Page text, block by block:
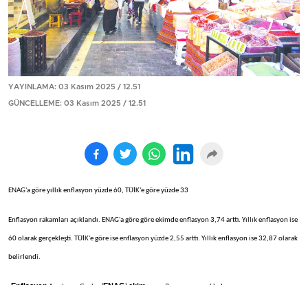
YAYINLAMA: 03 Kasım 2025 / 12.51
GÜNCELLEME: 03 Kasım 2025 / 12.51
ENAG'a göre yıllık enflasyon yüzde 60, TÜİK'e göre yüzde 33
Enflasyon rakamları açıklandı. ENAG'a göre göre ekimde enflasyon 3,74 arttı. Yıllık enflasyon ise
60 olarak gerçekleşti. TÜİK'e göre ise enflasyon yüzde 2,55 arttı. Yıllık enflasyon ise 32,87 olarak
belirlendi.